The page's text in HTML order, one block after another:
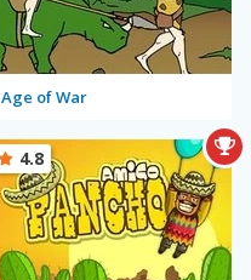
Age of War
4.8